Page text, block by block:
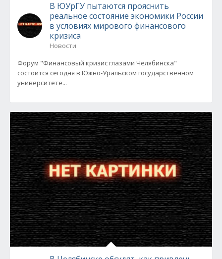
В ЮУрГУ пытаются прояснить
реальное состояние экономики России
в условиях мирового финансового
кризиса
Новости
Форум "Финансовый кризис глазами Челябинска"
состоится сегодня в Южно-Уральском государственном
университете...